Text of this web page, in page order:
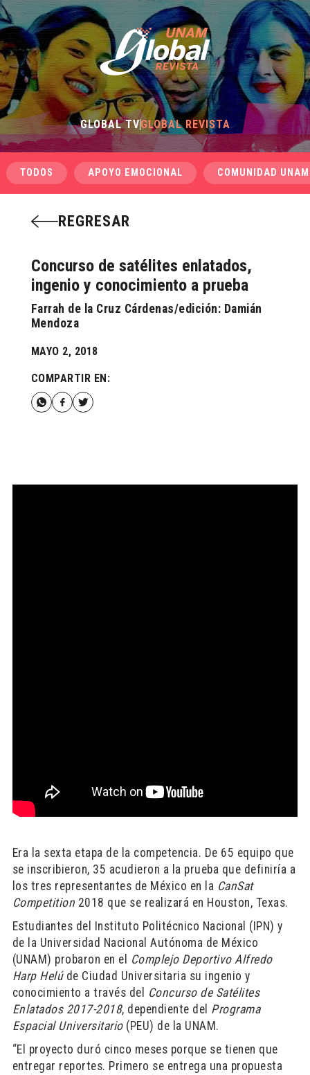
GLOBAL TVGLOBAL REVISTA
TODOS APOYO EMOCIONAL COMUNIDAD UNAM
REGRESAR
Concurso de satélites enlatados,
ingenio y conocimiento a prueba
Farrah de la Cruz Cárdenas/edición: Damián
Mendoza
MAYO 2, 2018
COMPARTIR EN:
Era la sexta etapa de la competencia. De 65 equipo que
se inscribieron, 35 acudieron a la prueba que definiría a
los tres representantes de México en la CanSat
Competition 2018 que se realizará en Houston, Texas.
Estudiantes del Instituto Politécnico Nacional (IPN) y
de la Universidad Nacional Autónoma de México
(UNAM) probaron en el Complejo Deportivo Alfredo
Harp Helúde Ciudad Universitaria su ingenio y
conocimiento a través del Concurso de Satélites
Enlatados 2017-2018, dependiente del Programa
Espacial Universitario(PEU) de la UNAM.
“El proyecto duró cinco meses porque se tienen que
entregar reportes. Primero se entrega una propuesta